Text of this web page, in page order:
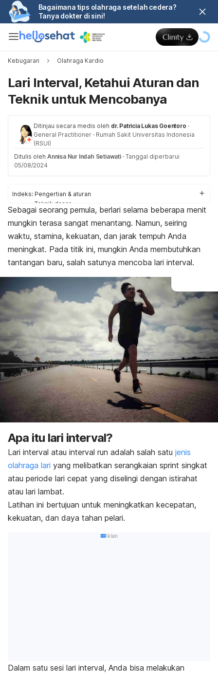
Bagaimana tips olahraga setelah cedera?
Tanya dokter di sini!
Kebugaran Olahraga Kardio
Lari Interval, Ketahui Aturan dan
Teknik untuk Mencobanya
Ditinjau secara medis oleh dr. Patricia Lukas Goentoro ·
General Practitioner · Rumah Sakit Universitas Indonesia
(RSUI)
Ditulis oleh Annisa Nur Indah Setiawati · Tanggal diperbarui
05/08/2024
Indeks: Pengertian & aturan
Teknik dasar
Manfaat
Sebagai seorang pemula, berlari selama beberapa menit
mungkin terasa sangat menantang. Namun, seiring
waktu, stamina, kekuatan, dan jarak tempuh Anda
meningkat. Pada titik ini, mungkin Anda membutuhkan
tantangan baru, salah satunya mencoba lari interval.
Apa itu lari interval?
Lari interval atau interval run adalah salah satu jenis
olahraga lari yang melibatkan serangkaian sprint singkat
atau periode lari cepat yang diselingi dengan istirahat
atau lari lambat.
Latihan ini bertujuan untuk meningkatkan kecepatan,
kekuatan, dan daya tahan pelari.
Iklan
Dalam satu sesi lari interval, Anda bisa melakukan